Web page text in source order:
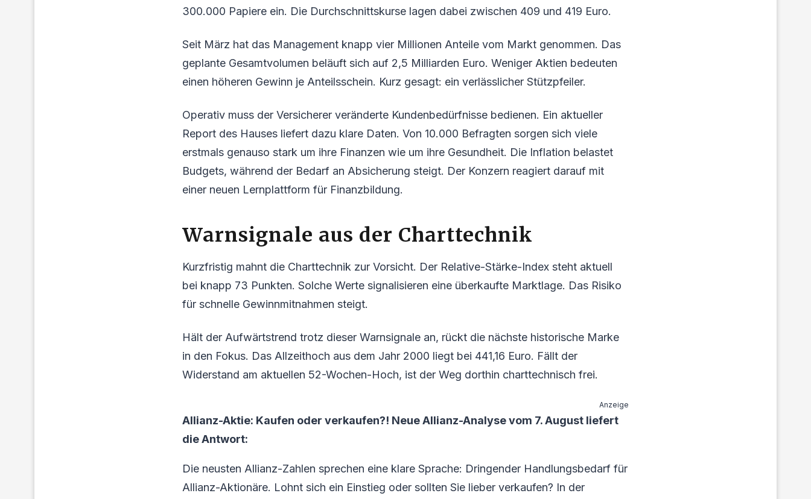
300.000 Papiere ein. Die Durchschnittskurse lagen dabei zwischen 409 und 419 Euro.
Seit März hat das Management knapp vier Millionen Anteile vom Markt genommen. Das
geplante Gesamtvolumen beläuft sich auf 2,5 Milliarden Euro. Weniger Aktien bedeuten
einen höheren Gewinn je Anteilsschein. Kurz gesagt: ein verlässlicher Stützpfeiler.
Operativ muss der Versicherer veränderte Kundenbedürfnisse bedienen. Ein aktueller
Report des Hauses liefert dazu klare Daten. Von 10.000 Befragten sorgen sich viele
erstmals genauso stark um ihre Finanzen wie um ihre Gesundheit. Die Inflation belastet
Budgets, während der Bedarf an Absicherung steigt. Der Konzern reagiert darauf mit
einer neuen Lernplattform für Finanzbildung.
Warnsignale aus der Charttechnik
Kurzfristig mahnt die Charttechnik zur Vorsicht. Der Relative-Stärke-Index steht aktuell
bei knapp 73 Punkten. Solche Werte signalisieren eine überkaufte Marktlage. Das Risiko
für schnelle Gewinnmitnahmen steigt.
Hält der Aufwärtstrend trotz dieser Warnsignale an, rückt die nächste historische Marke
in den Fokus. Das Allzeithoch aus dem Jahr 2000 liegt bei 441,16 Euro. Fällt der
Widerstand am aktuellen 52-Wochen-Hoch, ist der Weg dorthin charttechnisch frei.
Anzeige
Allianz-Aktie: Kaufen oder verkaufen?! Neue Allianz-Analyse vom 7. August liefert
die Antwort:
Die neusten Allianz-Zahlen sprechen eine klare Sprache: Dringender Handlungsbedarf für
Allianz-Aktionäre. Lohnt sich ein Einstieg oder sollten Sie lieber verkaufen? In der